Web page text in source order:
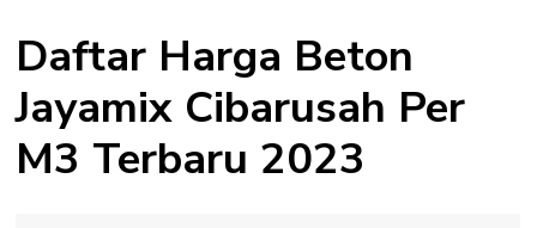
Daftar Harga Beton
Jayamix Cibarusah Per
M3 Terbaru 2023